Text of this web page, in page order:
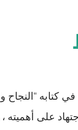
في المنصب
تجمهروا بعد
زيادة وقت
كتابه "النجاح
على